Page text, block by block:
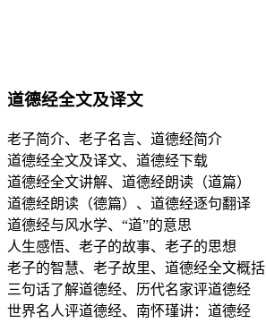
道德经全文及译文
老子简介、老子名言、道德经简介
道德经全文及译文、道德经下载
道德经全文讲解、道德经朗读（道篇）
道德经朗读（德篇）、道德经逐句翻译
道德经与风水学、“道”的意思
人生感悟、老子的故事、老子的思想
老子的智慧、老子故里、道德经全文概括
三句话了解道德经、历代名家评道德经
世界名人评道德经、南怀瑾讲：道德经